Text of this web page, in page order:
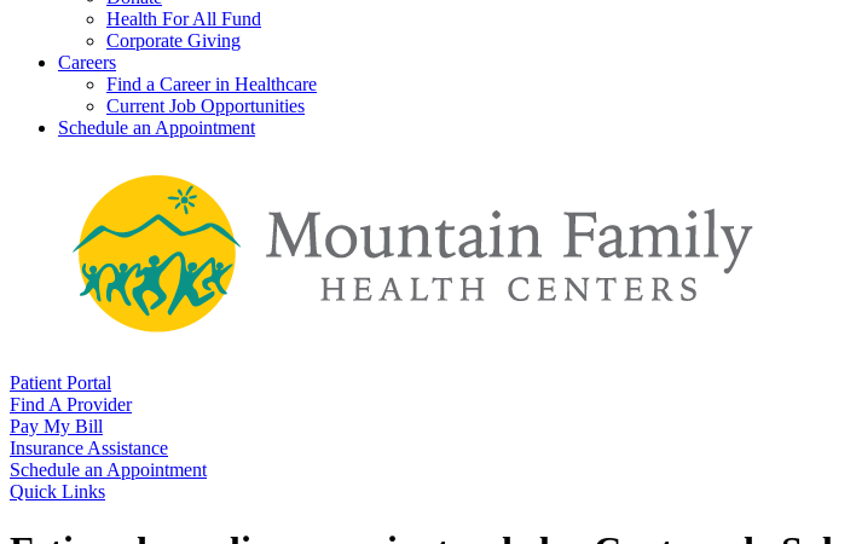
Health For All Fund
Corporate Giving
Careers
Find a Career in Healthcare
Current Job Opportunities
Schedule an Appointment
Patient Portal
Find A Provider
Pay My Bill
Insurance Assistance
Schedule an Appointment
Quick Links